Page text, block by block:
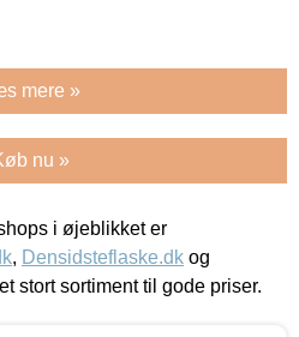
mere »
nu »
i øjeblikket er
, Densidsteflaske.dk og
stort sortiment til gode priser.